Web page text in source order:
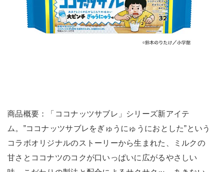
商品概要：「ココナッツサブレ」シリーズ新アイテ
ム。”ココナッツサブレをぎゅうにゅうにおとした”という
コラボオリジナルのストーリーから生まれた、ミルクの
甘さとココナツのコクが口いっぱいに広がるやさしい